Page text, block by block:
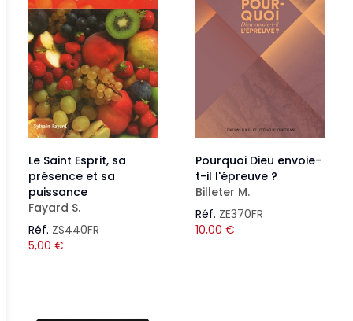
Le Saint Esprit, sa
présence et sa
puissance
Fayard S.
Réf. ZS440FR
5,00 €
Pourquoi Dieu envoie-
t-il l'épreuve ?
Billeter M.
Réf. ZE370FR
10,00 €